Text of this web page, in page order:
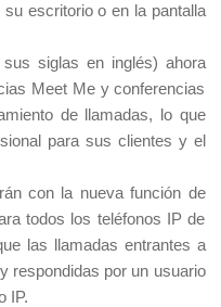
escritorio o en la pantalla
siglas en inglés) ahora
Meet Me y conferencias
de llamadas, lo que
para sus clientes y el
con la nueva función de
todos los teléfonos IP de
las llamadas entrantes a
respondidas por un usuario
IP.